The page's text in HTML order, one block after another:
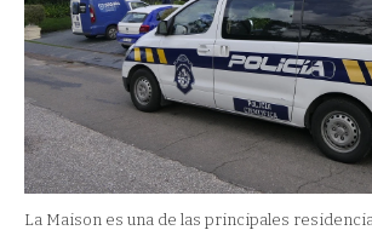
La Maison es una de las principales